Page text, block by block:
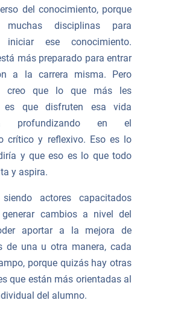
del conocimiento, porque
disciplinas para
iniciar ese conocimiento.
más preparado para entrar
a la carrera misma. Pero
creo que lo que más les
es que disfruten esa vida
profundizando en el
crítico y reflexivo. Eso es lo
y que eso es lo que todo
y aspira.
siendo actores capacitados
cambios a nivel del
aportar a la mejora de
de una u otra manera, cada
porque quizás hay otras
que están más orientadas al
del alumno.